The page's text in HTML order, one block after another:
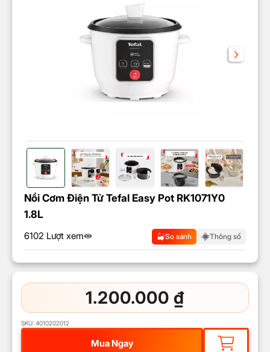
1.200.000 ₫
SKU: 4010202012
Mua Ngay
Nồi Cơm Điện Tử Tefal Easy Pot RK1071Y0
1.8L
6102 Lượt xem So sánh Thông số